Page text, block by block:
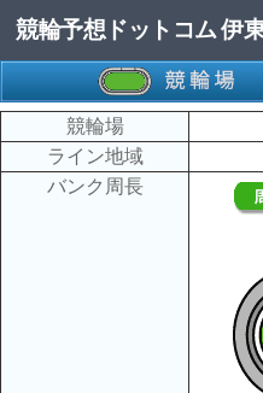
コンテンツへスキップ
競輪予想ドットコム 伊
競輪場
ライン地域
バンク周長